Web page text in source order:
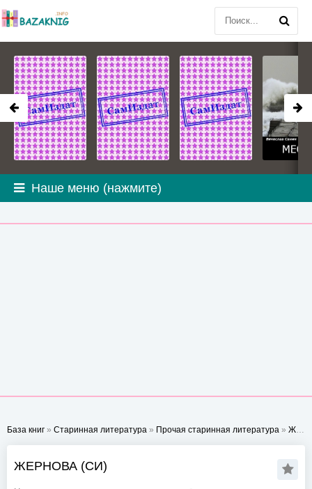
Наше меню (нажмите)
База книг » Старинная литература » Прочая старинная литература » Жернова (СИ)
ЖЕРНОВА (СИ)